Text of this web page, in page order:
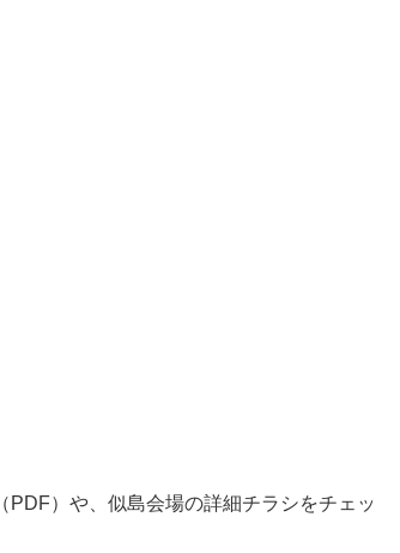
（PDF）や、似島会場の詳細チラシをチェッ